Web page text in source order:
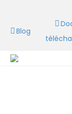
Blog